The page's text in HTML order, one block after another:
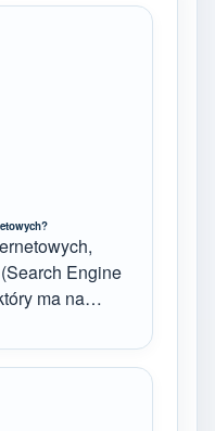
Engine
ma na…